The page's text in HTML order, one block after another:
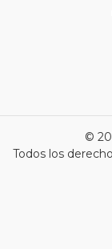
©
Todos los